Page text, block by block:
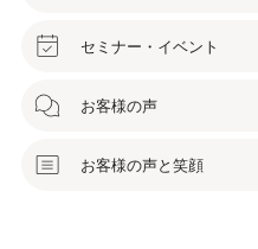
セミナー・イベント
お客様の声
お客様の声と笑顔